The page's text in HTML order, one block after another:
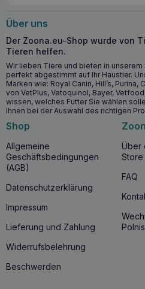
WOOLF Huhn und
Verwaltung
Wann können Sie mit der
beginnen? Zu jeder Zeit. Das
jeden Alters, vor allem für
abwechslungsreichen
schätzen.
WOOLF Huhn und
zu wie viele Tage nach
verbrauchen?
Die Leckerlis enthalten weder
Farbstoffe, daher sollten sie
als 7 Tage im Kühlschrank
Über uns
Der Zoona.eu-Shop wurde von
Tieren helfen.
Wir lieben Tiere und bieten in
perfekt abgestimmt auf Ihr Haustier.
Marken wie: Royal Canin, Hill’s, Purina,
von VetPlus, Vetoquinol, Bayer,
wissen, welches Futter Sie wählen
Ihnen bei der Auswahl des richtigen
Shop
Allgemeine
Geschäftsbedingungen
(AGB)
Datenschutzerklärung
Impressum
Lieferung und Zahlung
Widerrufsbelehrung
Beschwerden
Über
Store
FAQ